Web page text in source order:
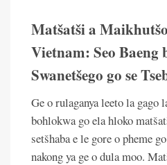
Matšatši a
Vietnam: Seo Baeng
Swanetšego go se
Ge o rulaganya leeto la gago
bohlokwa go ela hloko
setšhaba e le gore o pheme
nakong ya ge o dula moo.